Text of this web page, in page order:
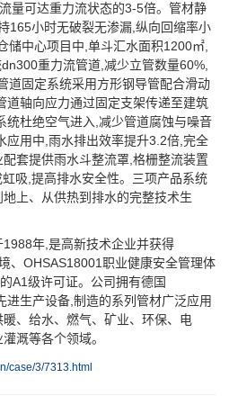
量可达重力流状态的3-5倍。管材静
165小时无破裂无渗漏,纵向回缩率小
储中心项目中,单斗汇水面积1200㎡,
重力流管道,减少立管数量60%,
道固定系统采用方形钢导管配合滑动
道轴向应力通过固定支架传递至建筑
统杜绝空气进入,减少管道腐蚀与噪音
应用中,雨水排出效率提升3.2倍,完全
套提供雨水斗整流罩,格栅整流装置
吸,提高排水安全性。三项产品系统
上、从供热到排水的完整技术生
年,是高新技术企业并获得
、OHSAS18001职业健康安全管理体
A1级许可证。公司拥有德国
生产设备,制造的系列管材广泛应用
、给水、燃气、矿业、环保、电
溉等各个领域。
case/3/7313.html